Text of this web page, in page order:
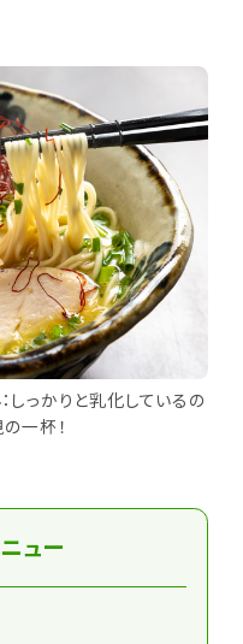
しっかりと乳化しているの
一杯！
ュー